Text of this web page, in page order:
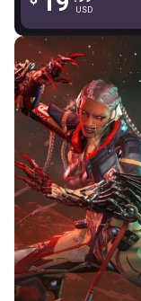
USD
성좌
료